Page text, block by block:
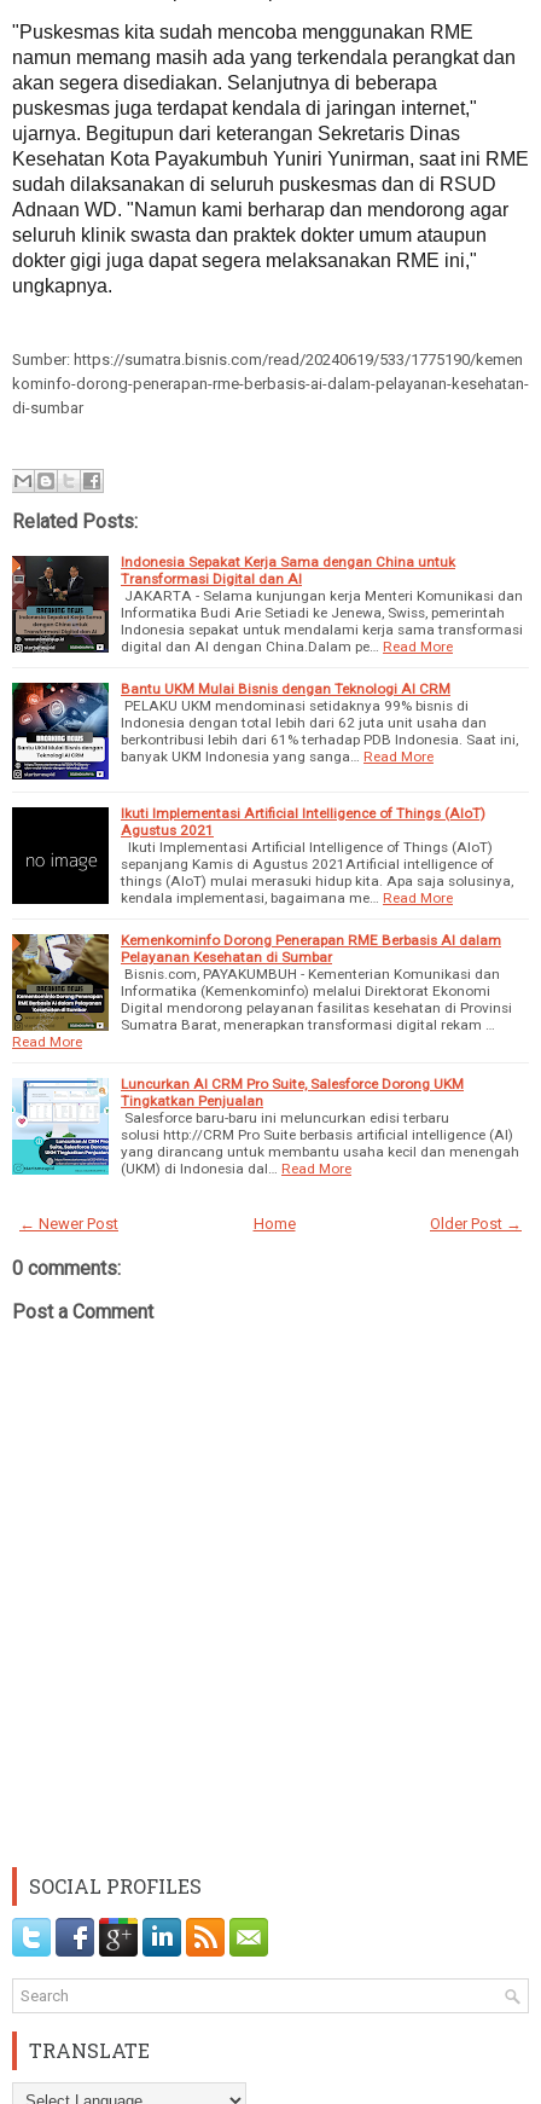
"Puskesmas kita sudah mencoba menggunakan RME
namun memang masih ada yang terkendala perangkat dan
akan segera disediakan. Selanjutnya di beberapa
puskesmas juga terdapat kendala di jaringan internet,"
ujarnya. Begitupun dari keterangan Sekretaris Dinas
Kesehatan Kota Payakumbuh Yuniri Yunirman, saat ini RME
sudah dilaksanakan di seluruh puskesmas dan di RSUD
Adnaan WD. "Namun kami berharap dan mendorong agar
seluruh klinik swasta dan praktek dokter umum ataupun
dokter gigi juga dapat segera melaksanakan RME ini,"
ungkapnya.
Sumber: https://sumatra.bisnis.com/read/20240619/533/1775190/kemen
kominfo-dorong-penerapan-rme-berbasis-ai-dalam-pelayanan-kesehatan-
di-sumbar
Related Posts:
Indonesia Sepakat Kerja Sama dengan China untuk
Transformasi Digital dan AI
JAKARTA - Selama kunjungan kerja Menteri Komunikasi dan
Informatika Budi Arie Setiadi ke Jenewa, Swiss, pemerintah
Indonesia sepakat untuk mendalami kerja sama transformasi
digital dan AI dengan China.Dalam pe…
Read More
Bantu UKM Mulai Bisnis dengan Teknologi AI CRM
PELAKU UKM mendominasi setidaknya 99% bisnis di
Indonesia dengan total lebih dari 62 juta unit usaha dan
berkontribusi lebih dari 61% terhadap PDB Indonesia. Saat ini,
banyak UKM Indonesia yang sanga…
Read More
Ikuti Implementasi Artificial Intelligence of Things (AIoT)
Agustus 2021
Ikuti Implementasi Artificial Intelligence of Things (AIoT)
sepanjang Kamis di Agustus 2021Artificial intelligence of
things (AIoT) mulai merasuki hidup kita. Apa saja solusinya,
kendala implementasi, bagaimana me…
Read More
Kemenkominfo Dorong Penerapan RME Berbasis AI dalam
Pelayanan Kesehatan di Sumbar
Bisnis.com, PAYAKUMBUH - Kementerian Komunikasi dan
Informatika (Kemenkominfo) melalui Direktorat Ekonomi
Digital mendorong pelayanan fasilitas kesehatan di Provinsi
Sumatra Barat, menerapkan transformasi digital rekam …
Read More
Luncurkan AI CRM Pro Suite, Salesforce Dorong UKM
Tingkatkan Penjualan
Salesforce baru-baru ini meluncurkan edisi terbaru
solusi http://CRM Pro Suite berbasis artificial intelligence (AI)
yang dirancang untuk membantu usaha kecil dan menengah
(UKM) di Indonesia dal…
Read More
← Newer Post Older Post →
Home
0 comments:
Post a Comment
SOCIAL PROFILES
TRANSLATE